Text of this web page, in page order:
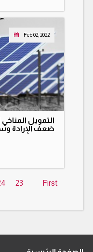
Feb 02, 2022
التمويل
ضعف الإرادة
First
23